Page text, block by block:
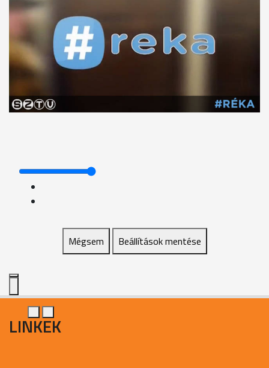
Mégsem Beállítások mentése
LINKEK